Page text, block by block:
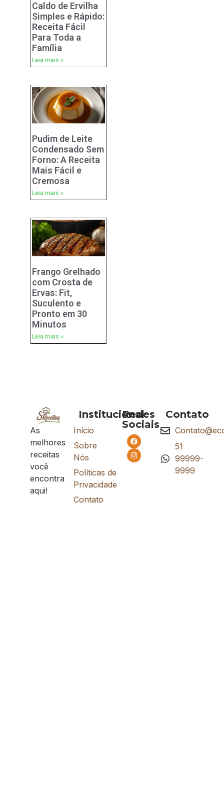
Caldo de Ervilha
Simples e Rápido:
Receita Fácil
Para Toda a
Família
Leia mais »
Pudim de Leite
Condensado Sem
Forno: A Receita
Mais Fácil e
Cremosa
Leia mais »
Frango Grelhado
com Crosta de
Ervas: Fit,
Suculento e
Pronto em 30
Minutos
Leia mais »
As
melhores
receitas
você
encontra
aqui!
Institucional
Início
Sobre
Nós
Políticas de
Privacidade
Contato
Redes
Sociais
Contato
51
99999-
9999